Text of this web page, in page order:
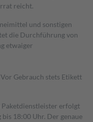
reicht.
und sonstigen
die Durchführung von
etwaiger
Gebrauch stets Etikett
Paketdienstleister erfolgt
18:00 Uhr. Der genaue